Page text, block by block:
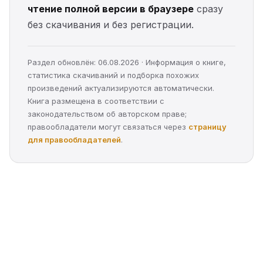
чтение полной версии в браузере сразу
без скачивания и без регистрации.
Раздел обновлён: 06.08.2026 · Информация о книге,
статистика скачиваний и подборка похожих
произведений актуализируются автоматически.
Книга размещена в соответствии с
законодательством об авторском праве;
правообладатели могут связаться через страницу
для правообладателей.